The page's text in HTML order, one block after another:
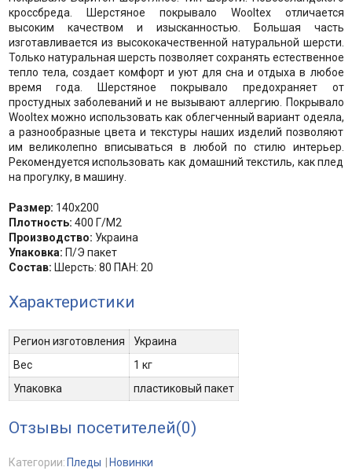
кроссбреда. Шерстяное покрывало Wooltex отличается
высоким качеством и изысканностью. Большая часть
изготавливается из высококачественной натуральной шерсти.
Только натуральная шерсть позволяет сохранять естественное
тепло тела, создает комфорт и уют для сна и отдыха в любое
время года. Шерстяное покрывало предохраняет от
простудных заболеваний и не вызывают аллергию. Покрывало
Wooltex можно использовать как облегченный вариант одеяла,
а разнообразные цвета и текстуры наших изделий позволяют
им великолепно вписываться в любой по стилю интерьер.
Рекомендуется использовать как домашний текстиль, как плед
на прогулку, в машину.
Размер: 140х200
Плотность: 400 Г/М2
Производство: Украина
Упаковка: П/Э пакет
Состав: Шерсть: 80 ПАН: 20
Характеристики
Регион изготовления
Украина
Вес
1 кг
Упаковка
пластиковый пакет
Отзывы посетителей(0)
Категории: Пледы Новинки